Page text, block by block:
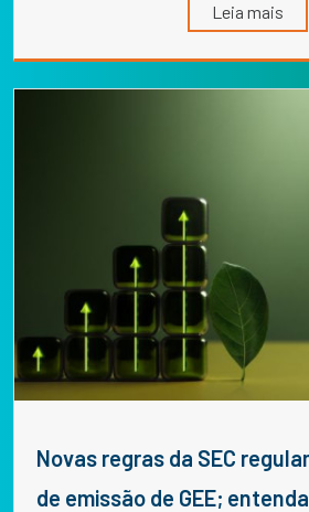
Leia mais
Novas regras da SEC regulamentam relatos
de emissão de GEE; entenda